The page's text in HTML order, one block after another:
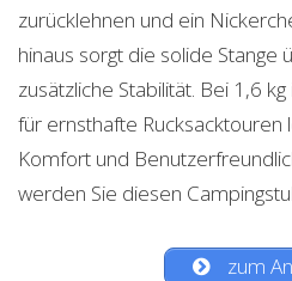
zurücklehnen und ein
hinaus sorgt die solide Stange
zusätzliche Stabilität. Bei 1,6
für ernsthafte Rucksacktouren
Komfort und
werden Sie diesen
zum